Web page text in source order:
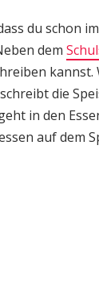
du schon
dem
die
in den
auf dem